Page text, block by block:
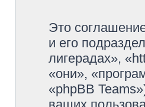
Это
и его
лигерадах»,
«они»,
«phpBB